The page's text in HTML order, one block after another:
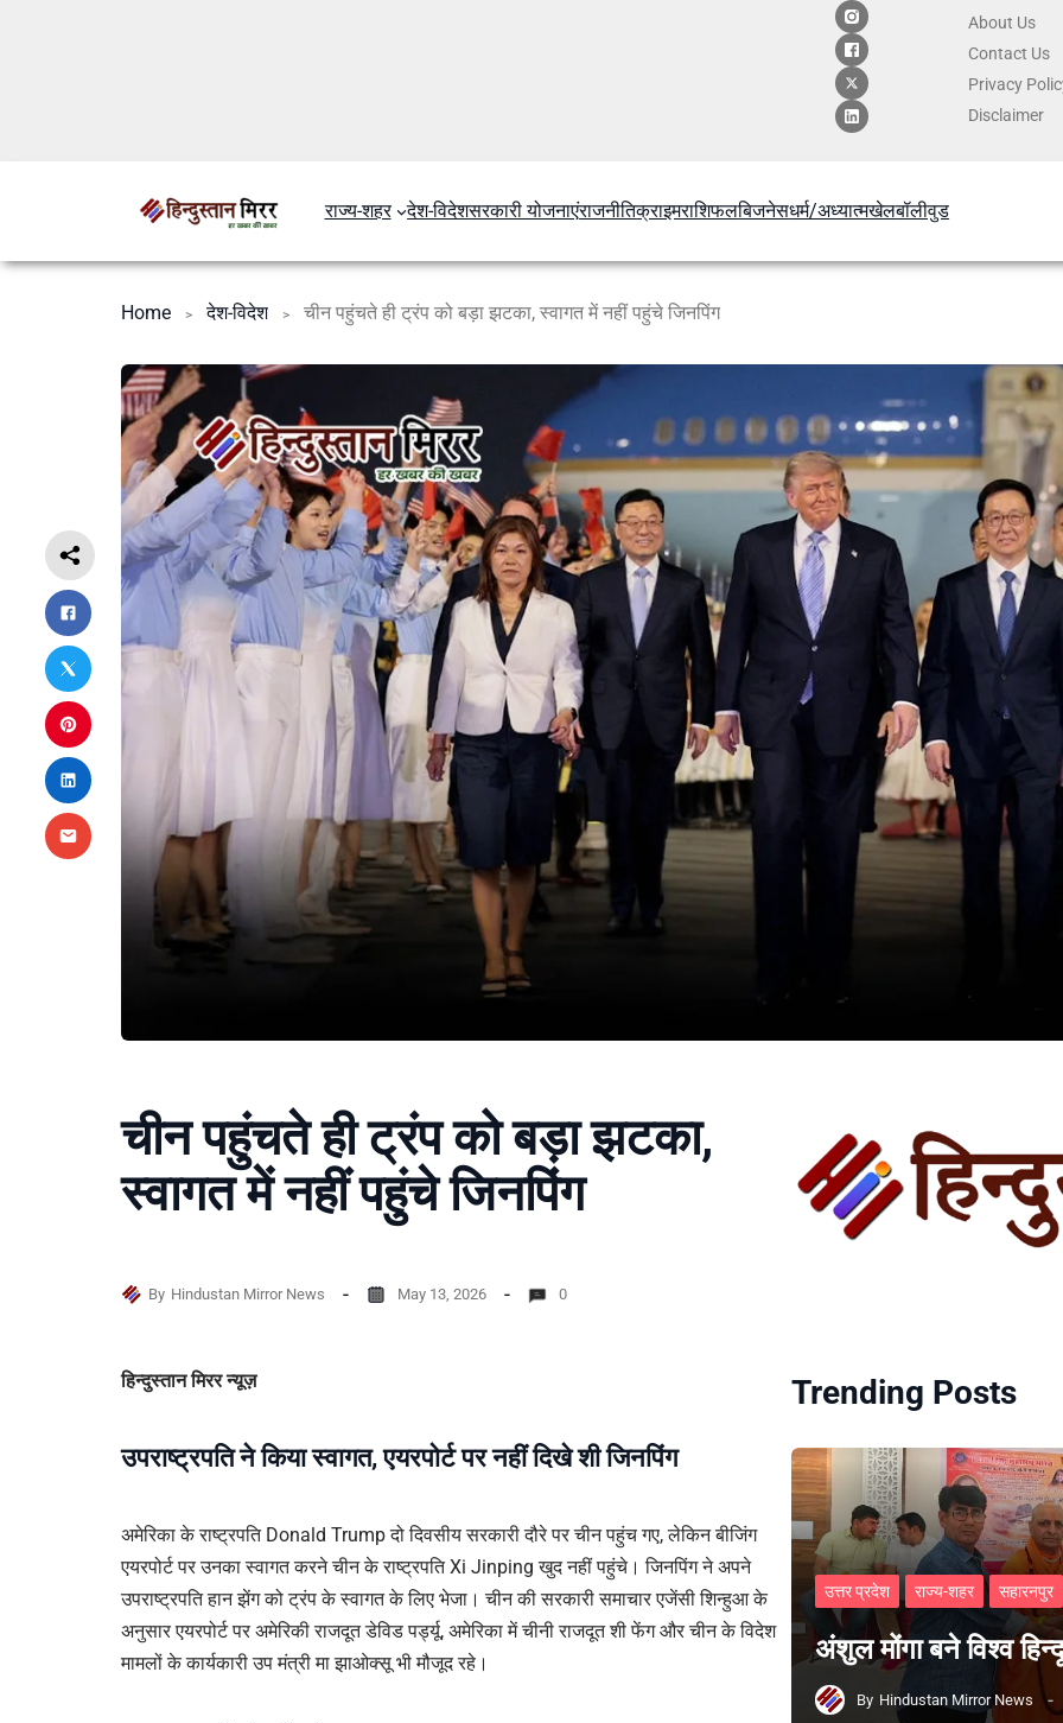
About Us
Contact Us
Privacy
Disclaimer
राज्य-शहर देश-विदेशसरकारी योजनाएंराजनीतिक्राइमराशिफलबिजनेसधर्म/अध्यात्मखेलबॉलीवुड
Home देश-विदेश चीन पहुंचते ही ट्रंप को बड़ा झटका, स्वागत में नहीं पहुंचे जिनपिंग
चीन पहुंचते ही ट्रंप को बड़ा झटका,
स्वागत में नहीं पहुंचे जिनपिंग
By Hindustan Mirror News May 13, 2026 0
हिन्दुस्तान मिरर न्यूज़
उपराष्ट्रपति ने किया स्वागत, एयरपोर्ट पर नहीं दिखे शी जिनपिंग
अमेरिका के राष्ट्रपति Donald Trump दो दिवसीय सरकारी दौरे पर चीन पहुंच गए, लेकिन बीजिंग
एयरपोर्ट पर उनका स्वागत करने चीन के राष्ट्रपति Xi Jinping खुद नहीं पहुंचे। जिनपिंग ने अपने
उपराष्ट्रपति हान झेंग को ट्रंप के स्वागत के लिए भेजा। चीन की सरकारी समाचार एजेंसी शिन्हुआ के
अनुसार एयरपोर्ट पर अमेरिकी राजदूत डेविड पर्ड्यू, अमेरिका में चीनी राजदूत शी फेंग और चीन के विदेश
मामलों के कार्यकारी उप मंत्री मा झाओक्सू भी मौजूद रहे।
Trending Posts
उत्तर प्रदेश राज्य-शहर सहारनपुर
अंशुल मोंगा बने विश्व
By Hindustan Mirror News